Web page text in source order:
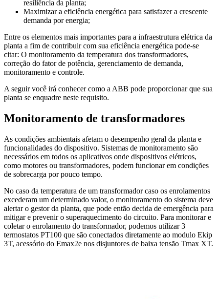
resiliência da planta;
Maximizar a eficiência energética para satisfazer a crescente
demanda por energia;
Entre os elementos mais importantes para a infraestrutura elétrica da
planta a fim de contribuir com sua eficiência energética pode-se
citar: O monitoramento da temperatura dos transformadores,
correção do fator de potência, gerenciamento de demanda,
monitoramento e controle.
A seguir você irá conhecer como a ABB pode proporcionar que sua
planta se enquadre neste requisito.
Monitoramento de transformadores
As condições ambientais afetam o desempenho geral da planta e
funcionalidades do dispositivo. Sistemas de monitoramento são
necessários em todos os aplicativos onde dispositivos elétricos,
como motores ou transformadores, podem funcionar em condições
de sobrecarga por pouco tempo.
No caso da temperatura de um transformador caso os enrolamentos
excederam um determinado valor, o monitoramento do sistema deve
alertar o gestor da planta, que pode então decida de emergência para
mitigar e prevenir o superaquecimento do circuito. Para monitorar e
coletar o enrolamento do transformador, podemos utilizar 3
termostatos PT100 que são conectados diretamente ao modulo Ekip
3T, acessório do Emax2e nos disjuntores de baixa tensão Tmax XT.